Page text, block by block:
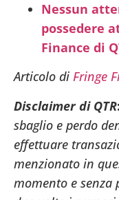
Nessun
possedere
Finance di
Articolo di Fringe
Disclaimer di QTR:
sbaglio e perdo
effettuare
menzionato in
momento e